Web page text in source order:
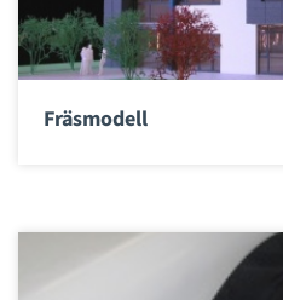
Fräsmodell